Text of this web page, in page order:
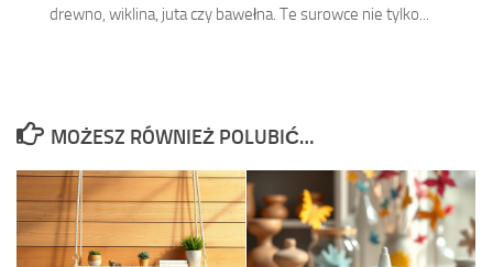
drewno, wiklina, juta czy bawełna. Te surowce nie tylko...
MOŻESZ RÓWNIEŻ POLUBIĆ…